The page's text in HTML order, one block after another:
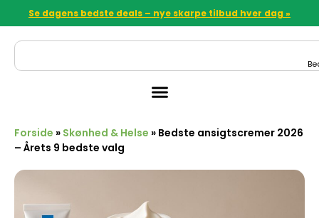
Se dagens bedste deals – nye skarpe tilbud hver dag »
Forside » Skønhed & Helse » Bedste ansigtscremer 2026
– Årets 9 bedste valg